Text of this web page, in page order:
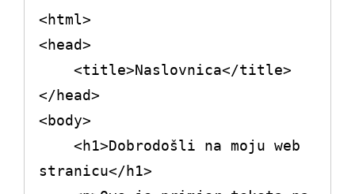
<html>
<head>
</head>
<body>
stranicu</h1>